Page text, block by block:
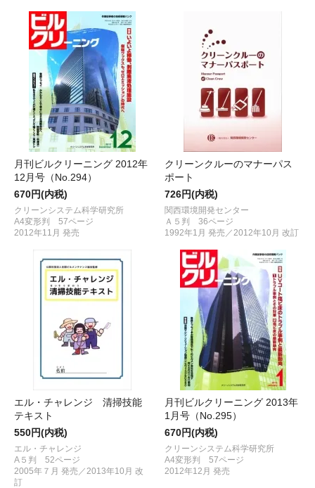
月刊ビルクリーニング 2012年
12月号（No.294）
670円(内税)
クリーンシステム科学研究所
A4変形判 57ページ
2012年11月 発売
クリーンクルーのマナーパス
ポート
726円(内税)
関西環境開発センター
Ａ５判 36ページ
1992年1月 発売／2012年10月 改訂
エル・チャレンジ 清掃技能
テキスト
550円(内税)
エル・チャレンジ
A５判 52ページ
2005年７月 発売／2013年10月 改
訂
月刊ビルクリーニング 2013年
1月号（No.295）
670円(内税)
クリーンシステム科学研究所
A4変形判 57ページ
2012年12月 発売